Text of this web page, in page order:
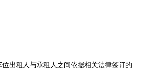
位出租人与承租人之间依据相关法律签订的